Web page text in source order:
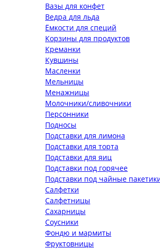
Вазы для конфет
Ведра для льда
Ёмкости для специй
Корзины для продуктов
Креманки
Кувшины
Масленки
Мельницы
Менажницы
Молочники/сливочники
Персонники
Подносы
Подставки для лимона
Подставки для торта
Подставки для яиц
Подставки под горячее
Подставки под чайные
Салфетки
Салфетницы
Сахарницы
Соусники
Фондю и мармиты
Фруктовницы